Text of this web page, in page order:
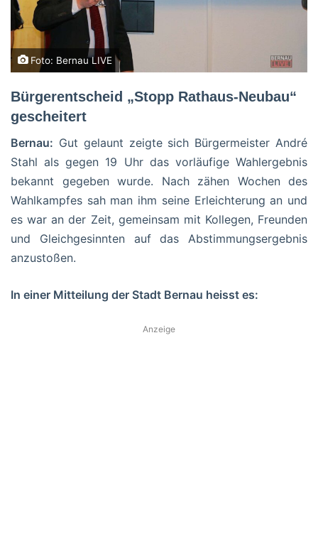
Foto: Bernau LIVE
Bürgerentscheid „Stopp Rathaus-Neubau“
gescheitert
Bernau: Gut gelaunt zeigte sich Bürgermeister André
Stahl als gegen 19 Uhr das vorläufige Wahlergebnis
bekannt gegeben wurde. Nach zähen Wochen des
Wahlkampfes sah man ihm seine Erleichterung an und
es war an der Zeit, gemeinsam mit Kollegen, Freunden
und Gleichgesinnten auf das Abstimmungsergebnis
anzustoßen.
In einer Mitteilung der Stadt Bernau heisst es:
Anzeige